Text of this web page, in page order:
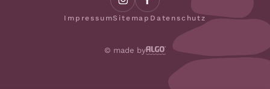
ImpressumSitemap Datenschutz
© made by